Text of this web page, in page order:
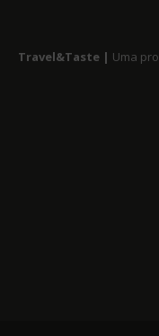
Travel&Taste | Uma